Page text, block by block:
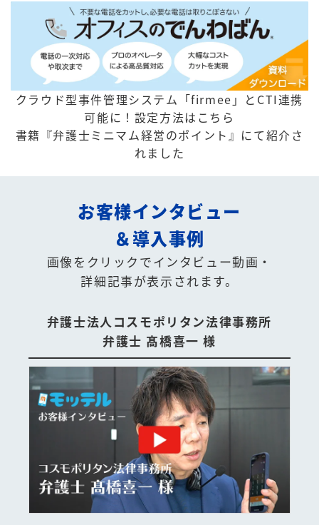
クラウド型事件管理システム「firmee」とCTI連携
可能に！ 設定方法はこちら
書籍『弁護士ミニマム経営のポイント』にて紹介さ
れました
お客様インタビュー
＆導入事例
画像をクリックでインタビュー動画・
詳細記事が表示されます。
弁護士法人コスモポリタン法律事務所
弁護士 髙橋喜一 様